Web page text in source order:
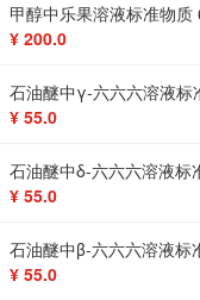
甲醇中乐果溶液标准物质
¥ 200.0
石油醚中γ-六六六溶液标
¥ 55.0
石油醚中δ-六六六溶液标
¥ 55.0
石油醚中β-六六六溶液标
¥ 55.0